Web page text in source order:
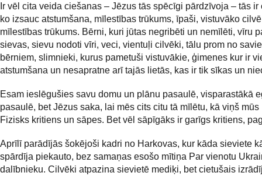
Ir vēl cita veida ciešanas – Jēzus tās spēcīgi pārdzīvoja – tās ir
ko izsauc atstumšana, mīlestības trūkums, īpaši, vistuvāko
mīlestības trūkums. Bērni, kuri jūtas negribēti un nemīlēti, vīru
sievas, sievu nodoti vīri, veci, vientuļi cilvēki, tālu prom no
bērniem, slimnieki, kurus pametuši vistuvākie, ģimenes kur ir
atstumšana un nesapratne arī tajās lietās, kas ir tik sīkas un
Esam ieslēgušies savu domu un plānu pasaulē, visparastākā
pasaulē, bet Jēzus saka, lai mēs cits citu tā mīlētu, kā viņš
Fizisks kritiens un sāpes. Bet vēl sāpīgāks ir garīgs kritiens,
Aprīlī parādījās šokējoši kadri no Harkovas, kur kāda sieviete
spārdīja piekauto, bez samaņas esošo mītiņa Par vienotu
dalībnieku. Cilvēki atpazina sievietē mediķi, bet cietušais